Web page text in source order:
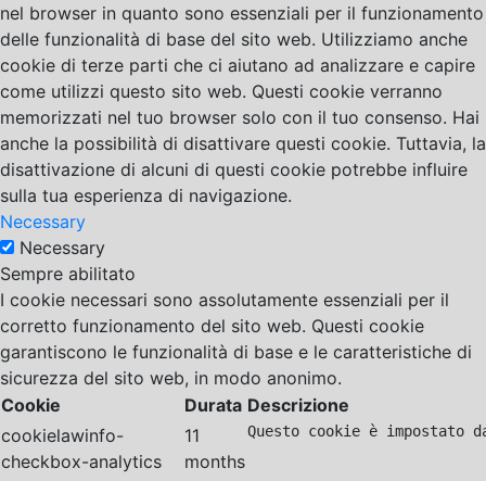
nel browser in quanto sono essenziali per il funzionamento
delle funzionalità di base del sito web. Utilizziamo anche
cookie di terze parti che ci aiutano ad analizzare e capire
come utilizzi questo sito web. Questi cookie verranno
memorizzati nel tuo browser solo con il tuo consenso. Hai
anche la possibilità di disattivare questi cookie. Tuttavia, la
disattivazione di alcuni di questi cookie potrebbe influire
sulla tua esperienza di navigazione.
Necessary
Necessary
Sempre abilitato
I cookie necessari sono assolutamente essenziali per il
corretto funzionamento del sito web. Questi cookie
garantiscono le funzionalità di base e le caratteristiche di
sicurezza del sito web, in modo anonimo.
Cookie
Durata Descrizione
cookielawinfo-
checkbox-analytics
11
months
Questo cookie è